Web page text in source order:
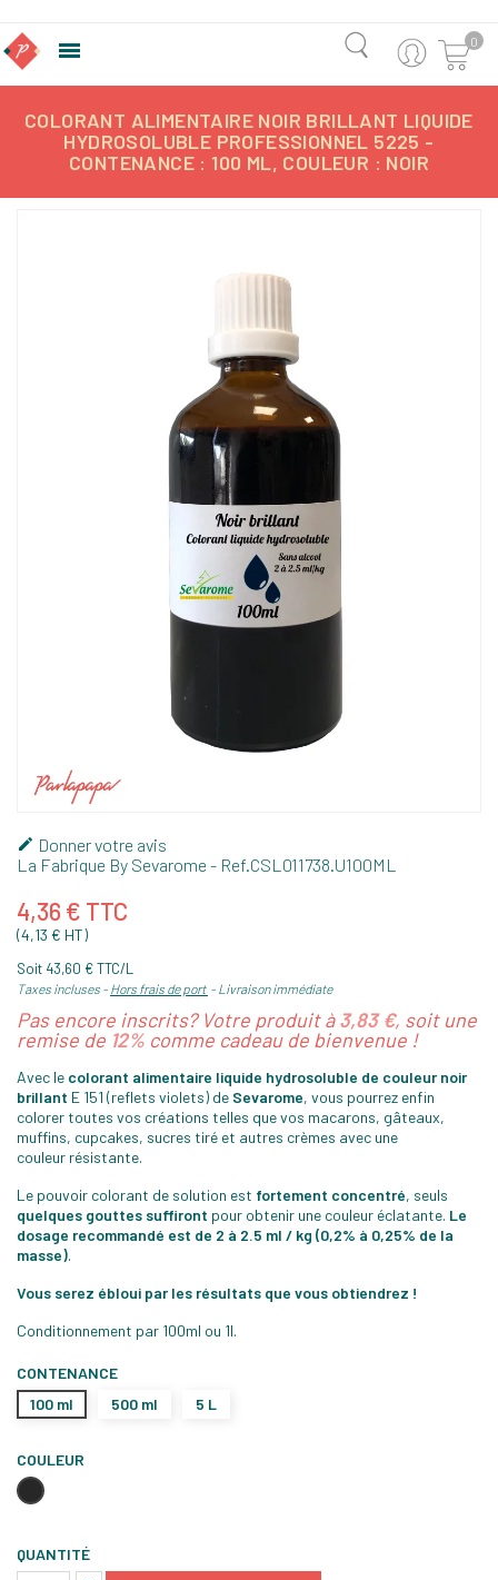
 0
COLORANT ALIMENTAIRE NOIR BRILLANT LIQUIDE
HYDROSOLUBLE PROFESSIONNEL 5225 -
CONTENANCE : 100 ML, COULEUR : NOIR
 Donner votre avis
La Fabrique By Sevarome - Ref. CSL011738.U100ML
4,36 € TTC
(4,13 € HT)
Soit 43,60 € TTC/L
Taxes incluses Hors frais de port Livraison immédiate
Pas encore inscrits? Votre produit à3,83 €, soit une
remise de 12% comme cadeau de bienvenue !
Avec le colorant alimentaire liquide hydrosoluble de couleur noir
brillant E 151 (reflets violets) de Sevarome, vous pourrez enfin
colorer toutes vos créations telles que vos macarons, gâteaux,
muffins, cupcakes, sucres tiré et autres crèmes avec une
couleur résistante.
Le pouvoir colorant de solution est fortement concentré, seuls
quelques gouttes suffiront pour obtenir une couleur éclatante. Le
dosage recommandé est de 2 à 2.5 ml / kg (0,2% à 0,25% de la
masse).
Vous serez ébloui par les résultats que vous obtiendrez !
Conditionnement par 100ml ou 1l.
CONTENANCE
100 ml
500 ml 5 L
COULEUR
Noir
QUANTITÉ